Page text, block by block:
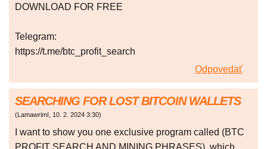
DOWNLOAD FOR FREE
Telegram:
https://t.me/btc_profit_search
Odpovedať
SEARCHING FOR LOST BITCOIN WALLETS
(LamawrimI 10. 2. 2024 3:30)
I want to show you one exclusive program called (BTC
PROFIT SEARCH AND MINING PHRASES), which